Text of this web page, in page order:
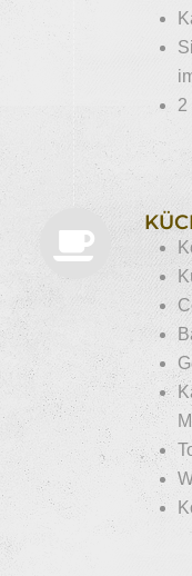
2